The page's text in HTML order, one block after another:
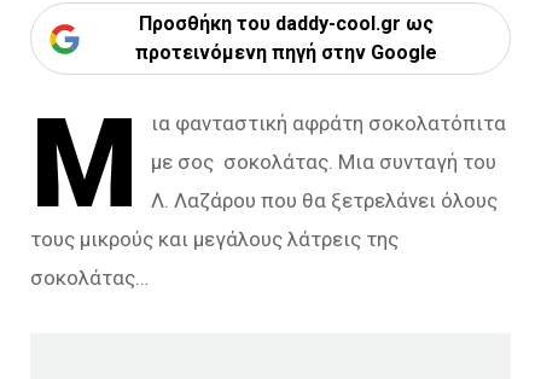
Προσθήκη του daddy-cool.gr ως
προτεινόμενη πηγή στην Google
Μ
ια φανταστική αφράτη σοκολατόπιτα
με σος σοκολάτας. Μια συνταγή του
Λ. Λαζάρου που θα ξετρελάνει όλους
τους μικρούς και μεγάλους λάτρεις της
σοκολάτας…